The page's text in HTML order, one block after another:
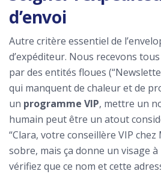
d’envoi
Autre critère essentiel de
d’expéditeur. Nous recevons
par des entités floues
qui manquent de chaleur et de
un programme VIP, mettre un
humain peut être un atout
“Clara, votre conseillère VIP chez
sobre, mais ça donne un visage à
vérifiez que ce nom et cette